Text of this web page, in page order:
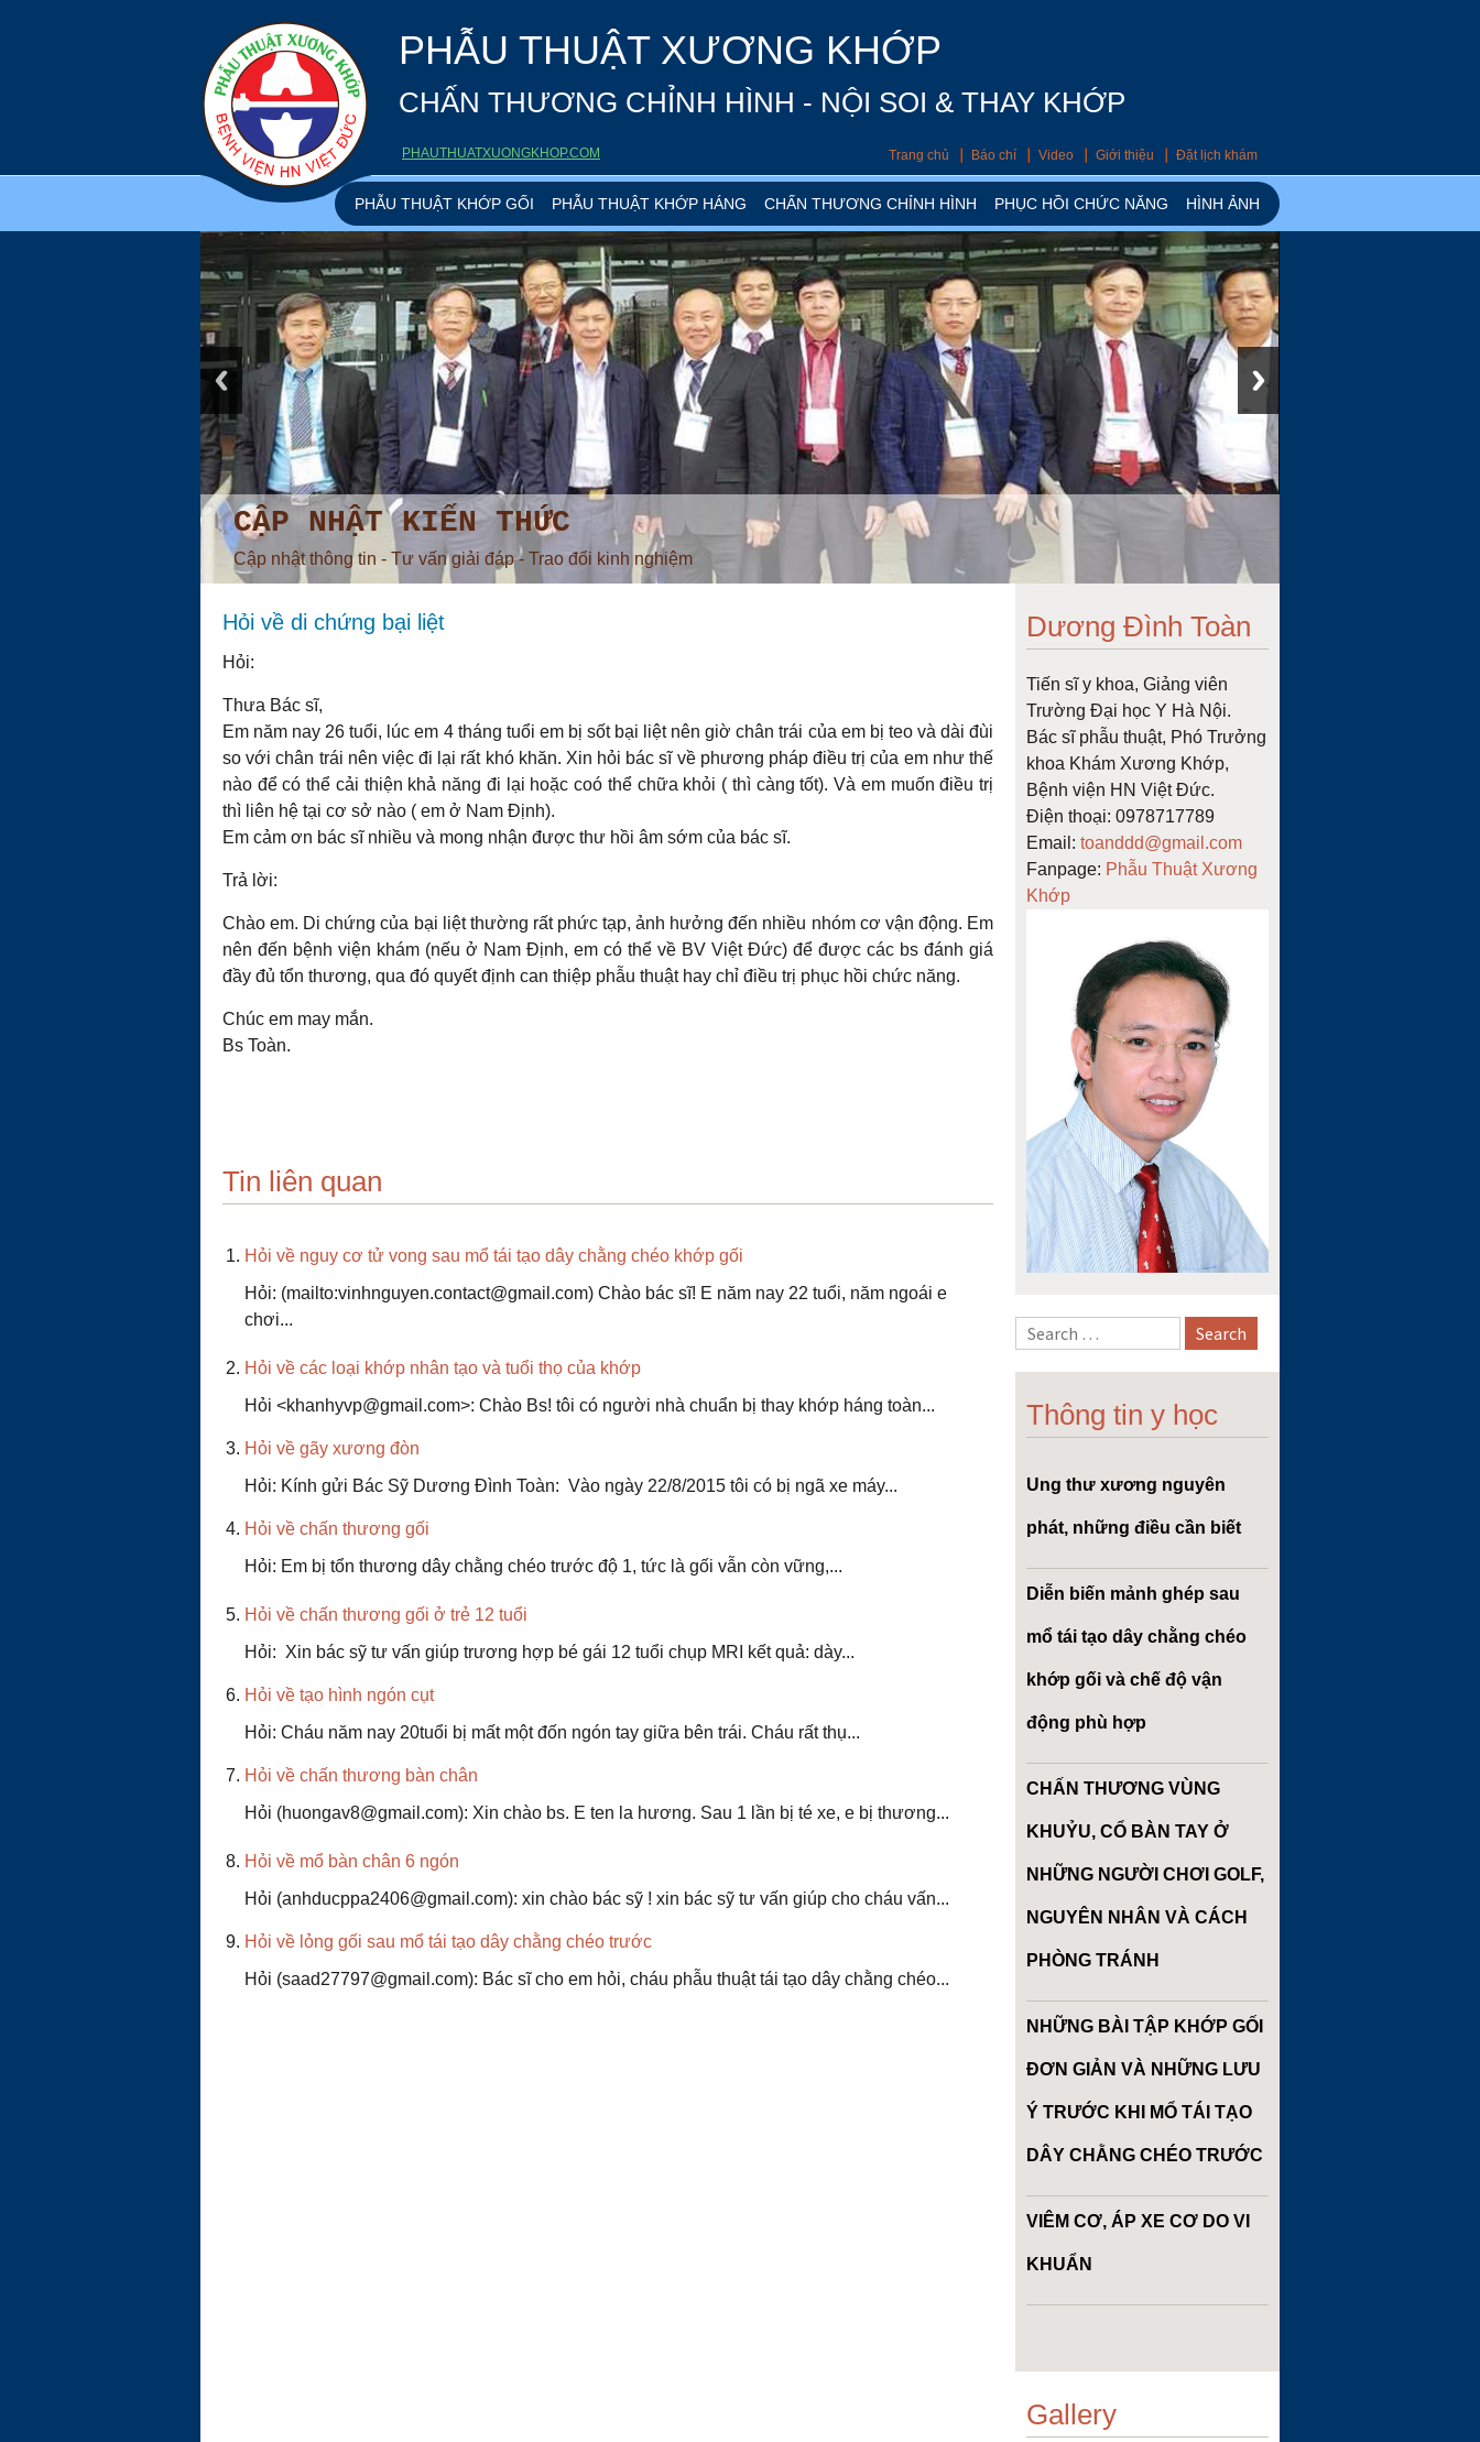
PHẪU THUẬT XƯƠNG KHỚP
CHẤN THƯƠNG CHỈNH HÌNH - NỘI SOI & THAY KHỚP
Trang chủ Báo chí Video Giới thiệu Đặt lịch khám
PHAUTHUATXUONGKHOP.COM
PHẪU THUẬT KHỚP GỐI PHẪU THUẬT KHỚP HÁNG CHẤN THƯƠNG CHỈNH HÌNH PHỤC HỒI CHỨC NĂNG HÌNH ẢNH
CẬP NHẬT KIẾN THỨC
Cập nhật thông tin - Tư vấn giải đáp - Trao đổi kinh nghiệm
Hỏi về di chứng bại liệt
Hỏi:
Thưa Bác sĩ,
Em năm nay 26 tuổi, lúc em 4 tháng tuổi em bị sốt bại liệt nên giờ chân trái của em bị teo và dài đùi
so với chân trái nên việc đi lại rất khó khăn. Xin hỏi bác sĩ về phương pháp điều trị của em như thế
nào để có thể cải thiện khả năng đi lại hoặc coó thể chữa khỏi ( thì càng tốt). Và em muốn điều trị
thì liên hệ tại cơ sở nào ( em ở Nam Định).
Em cảm ơn bác sĩ nhiều và mong nhận được thư hồi âm sớm của bác sĩ.
Trả lời:
Chào em. Di chứng của bại liệt thường rất phức tạp, ảnh hưởng đến nhiều nhóm cơ vận động. Em
nên đến bệnh viện khám (nếu ở Nam Định, em có thể về BV Việt Đức) để được các bs đánh giá
đầy đủ tổn thương, qua đó quyết định can thiệp phẫu thuật hay chỉ điều trị phục hồi chức năng.
Chúc em may mắn.
Bs Toàn.
Tin liên quan
Hỏi về nguy cơ tử vong sau mổ tái tạo dây chằng chéo khớp gối
Hỏi: (mailto:vinhnguyen.contact@gmail.com) Chào bác sĩ! E năm nay 22 tuổi, năm ngoái e
chơi...
Hỏi về các loại khớp nhân tạo và tuổi thọ của khớp
Hỏi <khanhyvp@gmail.com>: Chào Bs! tôi có người nhà chuẩn bị thay khớp háng toàn...
Hỏi về gãy xương đòn
Hỏi: Kính gửi Bác Sỹ Dương Đình Toàn: Vào ngày 22/8/2015 tôi có bị ngã xe máy...
Hỏi về chấn thương gối
Hỏi: Em bị tổn thương dây chằng chéo trước độ 1, tức là gối vẫn còn vững,...
Hỏi về chấn thương gối ở trẻ 12 tuổi
Hỏi: Xin bác sỹ tư vấn giúp trương hợp bé gái 12 tuổi chụp MRI kết quả: dày...
Hỏi về tạo hình ngón cụt
Hỏi: Cháu năm nay 20tuổi bị mất một đốn ngón tay giữa bên trái. Cháu rất thụ...
Hỏi về chấn thương bàn chân
Hỏi (huongav8@gmail.com): Xin chào bs. E ten la hương. Sau 1 lần bị té xe, e bị thương...
Hỏi về mổ bàn chân 6 ngón
Hỏi (anhducppa2406@gmail.com): xin chào bác sỹ ! xin bác sỹ tư vấn giúp cho cháu vấn...
Hỏi về lỏng gối sau mổ tái tạo dây chằng chéo trước
Hỏi (saad27797@gmail.com): Bác sĩ cho em hỏi, cháu phẫu thuật tái tạo dây chằng chéo...
Dương Đình Toàn
Tiến sĩ y khoa, Giảng viên
Trường Đại học Y Hà Nội.
Bác sĩ phẫu thuật, Phó Trưởng
khoa Khám Xương Khớp,
Bệnh viện HN Việt Đức.
Điện thoại: 0978717789
Email: toanddd@gmail.com
Fanpage: Phẫu Thuật Xương
Khớp
Thông tin y học
Ung thư xương nguyên
phát, những điều cần biết
Diễn biến mảnh ghép sau
mổ tái tạo dây chằng chéo
khớp gối và chế độ vận
động phù hợp
CHẤN THƯƠNG VÙNG
KHUỶU, CỔ BÀN TAY Ở
NHỮNG NGƯỜI CHƠI GOLF,
NGUYÊN NHÂN VÀ CÁCH
PHÒNG TRÁNH
NHỮNG BÀI TẬP KHỚP GỐI
ĐƠN GIẢN VÀ NHỮNG LƯU
Ý TRƯỚC KHI MỔ TÁI TẠO
DÂY CHẰNG CHÉO TRƯỚC
VIÊM CƠ, ÁP XE CƠ DO VI
KHUẨN
Gallery